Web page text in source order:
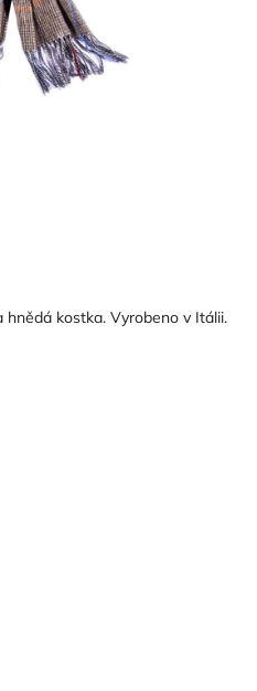
hnědá kostka. Vyrobeno v Itálii.